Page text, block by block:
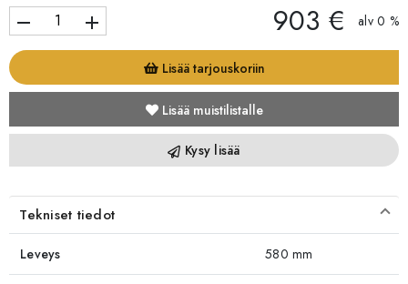
remove add 903 € alv 0 %
Lisää tarjouskoriin
Lisää muistilistalle
Kysy lisää
Tekniset tiedot
Leveys 580 mm